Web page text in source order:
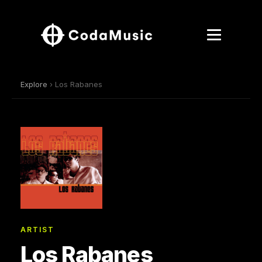
Explore › Los Rabanes
ARTIST
Los Rabanes